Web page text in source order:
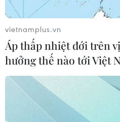
Hơn 80 tác phẩm
lãm Yakishime-Dáng
vietnamplus.vn
Áp thấp nhiệt đới trên
hưởng thế nào tới Việt